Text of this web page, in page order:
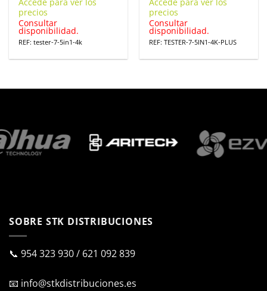
SDI Pantalla Táctil 7″Wifi
2.4/5GHz E/S-HDMI
Salida PoE+ 12Vdc Audio
485
precios
Consultar
disponibilidad.
REF: tester-7-5in1-4k
precios
Consultar
disponibilidad.
REF: TESTER-7-5IN1-4K-PLUS
SOBRE STK DISTRIBUCIONES
📞 954 323 930/ 621 092 839
📧 info@stkdistribuciones.es